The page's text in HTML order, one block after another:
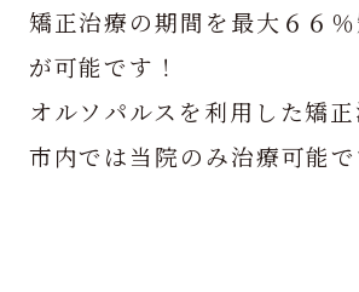
矯正治療の期間を最大６６
が可能です！
オルソパルスを利用した矯
市内では当院のみ治療可能で